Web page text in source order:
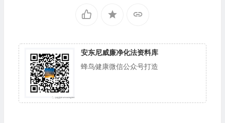
安东尼威廉净化法资料库
蜂鸟健康微信公众号打造